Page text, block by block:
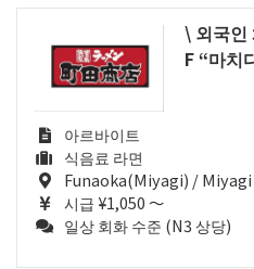
\ 외국인
F “마치
아르바이트
식음료 라면
Funaoka(Miyagi) /
시급 ¥1,050 ～
일상 회화 수준 (N3 상당)